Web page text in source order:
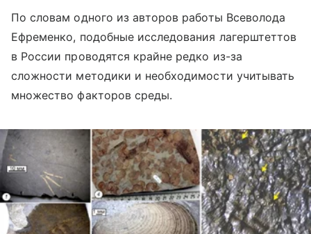
По словам одного из авторов работы Всеволода
Ефременко, подобные исследования лагерштеттов
в России проводятся крайне редко из-за
сложности методики и необходимости учитывать
множество факторов среды.